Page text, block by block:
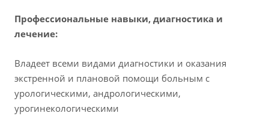
Профессиональные навыки, диагностика и
лечение:
Владеет всеми видами диагностики и оказания
экстренной и плановой помощи больным с
урологическими, андрологическими,
урогинекологическими